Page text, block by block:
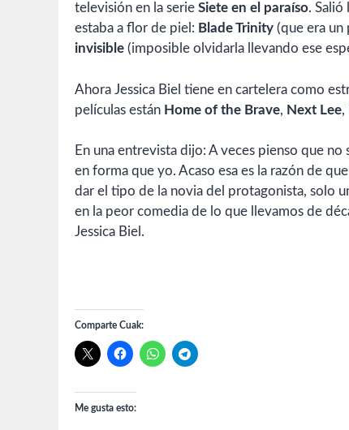
televisión en la serie Siete en el paraíso. Salió
estaba a flor de piel: Blade Trinity (que era un
invisible (imposible olvidarla llevando ese
Ahora Jessica Biel tiene en cartelera como
películas están Home of the Brave, Next Lee,
En una entrevista dijo: A veces pienso que
en forma que yo. Acaso esa es la razón de
dar el tipo de la novia del protagonista, solo
en la peor comedia de lo que llevamos de
Jessica Biel.
Comparte Cuak:
Me gusta esto: